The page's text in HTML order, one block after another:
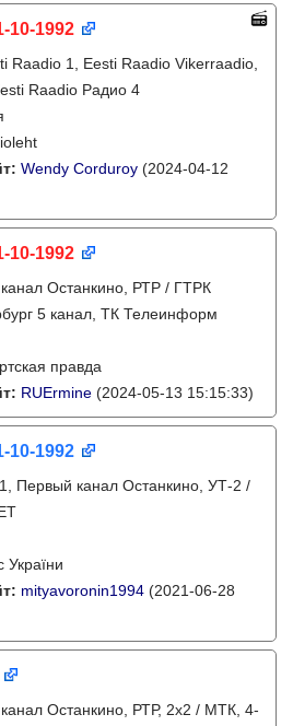
10-1992
Raadio 1, Eesti Raadio Vikerraadio,
Raadio Радио 4
Wendy Corduroy (2024-04-12
10-1992
Останкино, РТР / ГТРК
5 канал, ТК Телеинформ
правда
RUErmine (2024-05-13 15:15:33)
10-1992
Первый канал Останкино, УТ-2 /
України
mityavoronin1994 (2021-06-28
Останкино, РТР, 2х2 / МТК, 4-